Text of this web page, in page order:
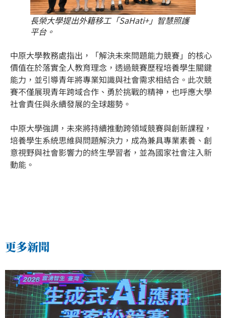
長榮大學提出外籍移工「SaHati+」智慧照護
平台。
中原大學教務處指出，「解決未來問題能力競賽」的核心
價值在於落實全人教育理念，透過競賽歷程培養學生關鍵
能力，並引導青年將專業知識與社會需求相結合。此次競
賽不僅展現青年跨域合作、勇於挑戰的精神，也呼應大學
社會責任與永續發展的全球趨勢。
中原大學強調，未來將持續推動跨領域競賽與創新課程，
培養學生系統思維與問題解決力，成為兼具專業素養、創
意視野與社會影響力的終生學習者，並為國家社會注入新
動能。
更多新聞